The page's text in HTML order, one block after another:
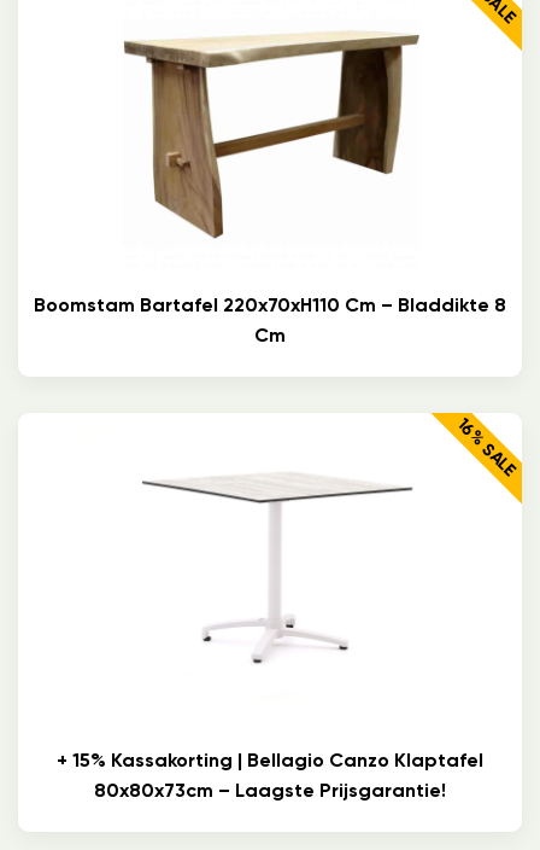
Boomstam Bartafel 220x70xH110 Cm – Bladdikte 8
Cm
16% SALE
+ 15% Kassakorting | Bellagio Canzo Klaptafel
80x80x73cm – Laagste Prijsgarantie!